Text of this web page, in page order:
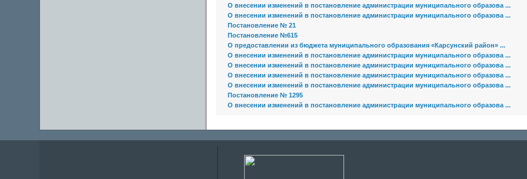
О внесении изменений в постановление администрации муниципального образова ...
О внесении изменений в постановление администрации муниципального образова ...
Постановление № 21
Постановление №615
О предоставлении из бюджета муниципального образования «Карсунский район» ...
О внесении изменений в постановление администрации муниципального образова ...
О внесении изменений в постановление администрации муниципального образова ...
О внесении изменений в постановление администрации муниципального образова ...
О внесении изменений в постановление администрации муниципального образова ...
Постановление № 1295
О внесении изменений в постановление администрации муниципального образова ...